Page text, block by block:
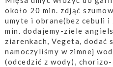
około 20 min. zdjąć
umyte i obrane(bez cebuli
min. dodajemy-ziele
ziarenkach, Vegeta, dodać
namoczyliśmy w zimnej
(odcedzić z wody),